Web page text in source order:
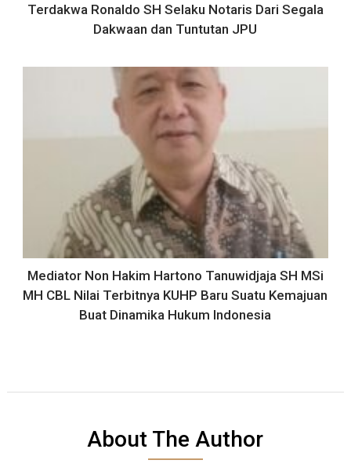
Terdakwa Ronaldo SH Selaku Notaris Dari Segala
Dakwaan dan Tuntutan JPU
Mediator Non Hakim Hartono Tanuwidjaja SH MSi
MH CBL Nilai Terbitnya KUHP Baru Suatu Kemajuan
Buat Dinamika Hukum Indonesia
About The Author